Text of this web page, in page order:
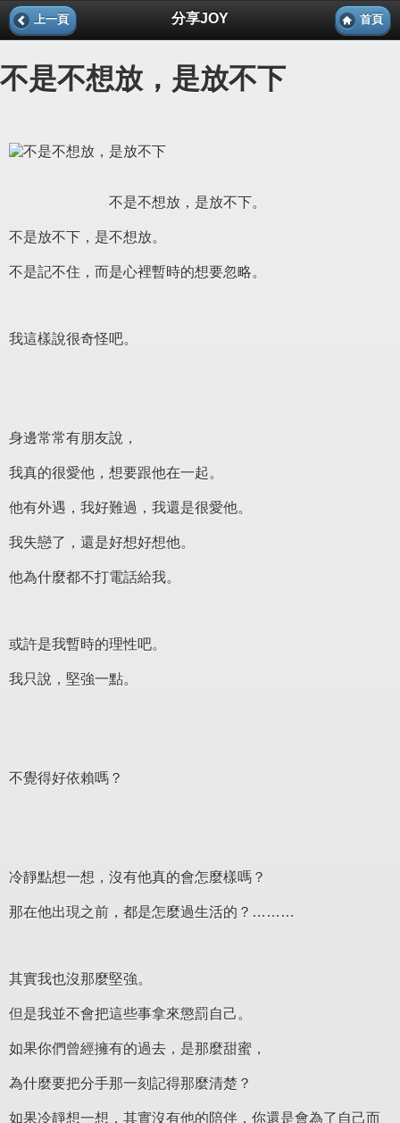
上一頁 分享JOY 首頁
不是不想放，是放不下
不是不想放，是放不下。
不是放不下，是不想放。
不是記不住，而是心裡暫時的想要忽略。
我這樣說很奇怪吧。
身邊常常有朋友說，
我真的很愛他，想要跟他在一起。
他有外遇，我好難過，我還是很愛他。
我失戀了，還是好想好想他。
他為什麼都不打電話給我。
或許是我暫時的理性吧。
我只說，堅強一點。
不覺得好依賴嗎？
冷靜點想一想，沒有他真的會怎麼樣嗎？
那在他出現之前，都是怎麼過生活的？………
其實我也沒那麼堅強。
但是我並不會把這些事拿來懲罰自己。
如果你們曾經擁有的過去，是那麼甜蜜，
為什麼要把分手那一刻記得那麼清楚？
如果冷靜想一想，其實沒有他的陪伴，你還是會為了自己而